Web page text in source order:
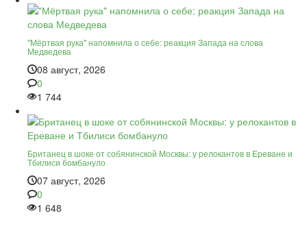
"Мёртвая рука" напомнила о себе: реакция Запада на слова
Медведева
08 август, 2026
0
1 744
Британец в шоке от собянинской Москвы: у релокантов в Ереване и
Тбилиси бомбануло
07 август, 2026
0
1 648